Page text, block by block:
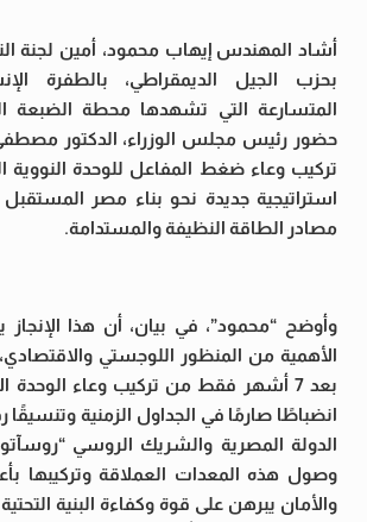
أشاد المهندس إيهاب محمود، أمين لجنة
بحزب الجيل الديمقراطي، بالطفرة
المتسارعة التي تشهدها محطة الضبعة
حضور رئيس مجلس الوزراء، الدكتور
تركيب وعاء ضغط المفاعل للوحدة النووية
استراتيجية جديدة نحو بناء مصر المستقبل
مصادر الطاقة النظيفة والمستدامة.
وأوضح “محمود”، في بيان، أن هذا الإنجاز
الأهمية من المنظور اللوجستي
بعد 7 أشهر فقط من تركيب وعاء
انضباطًا صارمًا في الجداول الزمنية
الدولة المصرية والشريك الروسي
وصول هذه المعدات العملاقة وتركيبها
والأمان يبرهن على قوة وكفاءة البنية